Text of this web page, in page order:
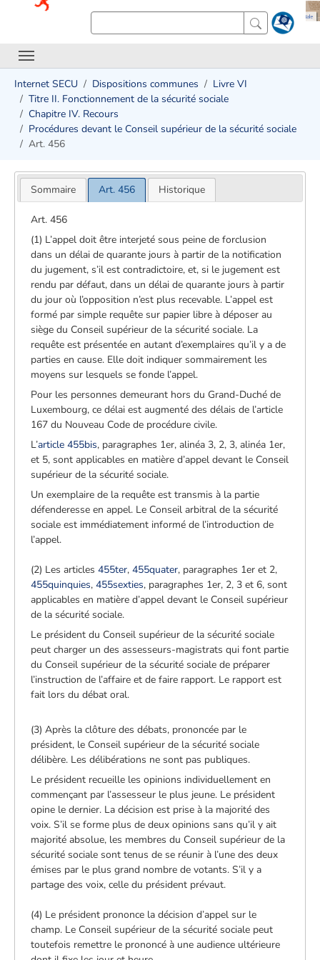
Internet SECU Dispositions communes
Livre VI
Titre II. Fonctionnement de la sécurité sociale
Chapitre IV. Recours
Procédures devant le Conseil supérieur de la sécurité sociale
Art. 456
Sommaire Art. 456 Historique
Art. 456
(1) L’appel doit être interjeté sous peine de forclusion
dans un délai de quarante jours à partir de la notification
du jugement, s’il est contradictoire, et, si le jugement est
rendu par défaut, dans un délai de quarante jours à partir
du jour où l’opposition n’est plus recevable. L’appel est
formé par simple requête sur papier libre à déposer au
siège du Conseil supérieur de la sécurité sociale. La
requête est présentée en autant d’exemplaires qu’il y a de
parties en cause. Elle doit indiquer sommairement les
moyens sur lesquels se fonde l’appel.
Pour les personnes demeurant hors du Grand-Duché de
Luxembourg, ce délai est augmenté des délais de l’article
167 du Nouveau Code de procédure civile.
L’article 455bis, paragraphes 1er, alinéa 3, 2, 3, alinéa 1er,
et 5, sont applicables en matière d’appel devant le Conseil
supérieur de la sécurité sociale.
Un exemplaire de la requête est transmis à la partie
défenderesse en appel. Le Conseil arbitral de la sécurité
sociale est immédiatement informé de l’introduction de
l’appel.
(2) Les articles455ter,455quater, paragraphes 1er et 2,
455quinquies,455sexties, paragraphes 1er, 2, 3 et 6, sont
applicables en matière d’appel devant le Conseil supérieur
de la sécurité sociale.
Le président du Conseil supérieur de la sécurité sociale
peut charger un des assesseurs-magistrats qui font partie
du Conseil supérieur de la sécurité sociale de préparer
l’instruction de l’affaire et de faire rapport. Le rapport est
fait lors du débat oral.
(3) Après la clôture des débats, prononcée par le
président, le Conseil supérieur de la sécurité sociale
délibère. Les délibérations ne sont pas publiques.
Le président recueille les opinions individuellement en
commençant par l’assesseur le plus jeune. Le président
opine le dernier. La décision est prise à la majorité des
voix. S’il se forme plus de deux opinions sans qu’il y ait
majorité absolue, les membres du Conseil supérieur de la
sécurité sociale sont tenus de se réunir à l’une des deux
émises par le plus grand nombre de votants. S’il y a
partage des voix, celle du président prévaut.
(4) Le président prononce la décision d’appel sur le
champ. Le Conseil supérieur de la sécurité sociale peut
toutefois remettre le prononcé à une audience ultérieure